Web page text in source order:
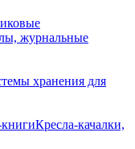
журнальные
хранения для
Кресла-качалки,